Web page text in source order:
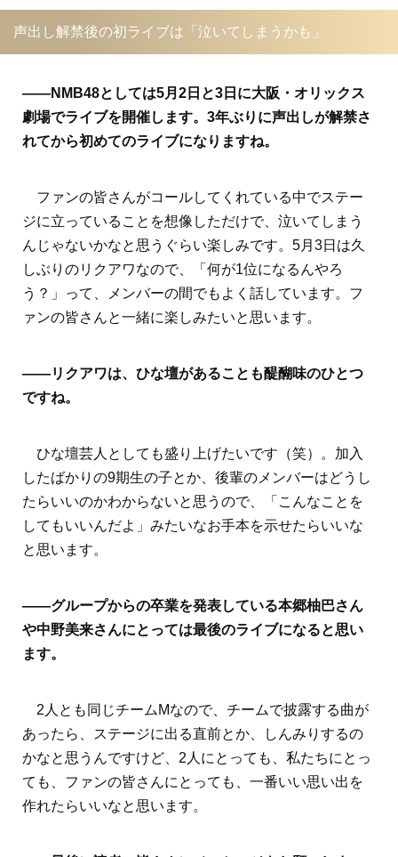
声出し解禁後の初ライブは「泣いてしまうかも」
――NMB48としては5月2日と3日に大阪・オリックス
劇場でライブを開催します。3年ぶりに声出しが解禁さ
れてから初めてのライブになりますね。
ファンの皆さんがコールしてくれている中でステー
ジに立っていることを想像しただけで、泣いてしまう
んじゃないかなと思うぐらい楽しみです。5月3日は久
しぶりのリクアワなので、「何が1位になるんやろ
う？」って、メンバーの間でもよく話しています。フ
ァンの皆さんと一緒に楽しみたいと思います。
――リクアワは、ひな壇があることも醍醐味のひとつ
ですね。
ひな壇芸人としても盛り上げたいです（笑）。加入
したばかりの9期生の子とか、後輩のメンバーはどうし
たらいいのかわからないと思うので、「こんなことを
してもいいんだよ」みたいなお手本を示せたらいいな
と思います。
――グループからの卒業を発表している本郷柚巴さん
や中野美来さんにとっては最後のライブになると思い
ます。
2人とも同じチームMなので、チームで披露する曲が
あったら、ステージに出る直前とか、しんみりするの
かなと思うんですけど、2人にとっても、私たちにとっ
ても、ファンの皆さんにとっても、一番いい思い出を
作れたらいいなと思います。